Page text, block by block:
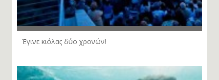
Έγινε κιόλας δύο χρονών!